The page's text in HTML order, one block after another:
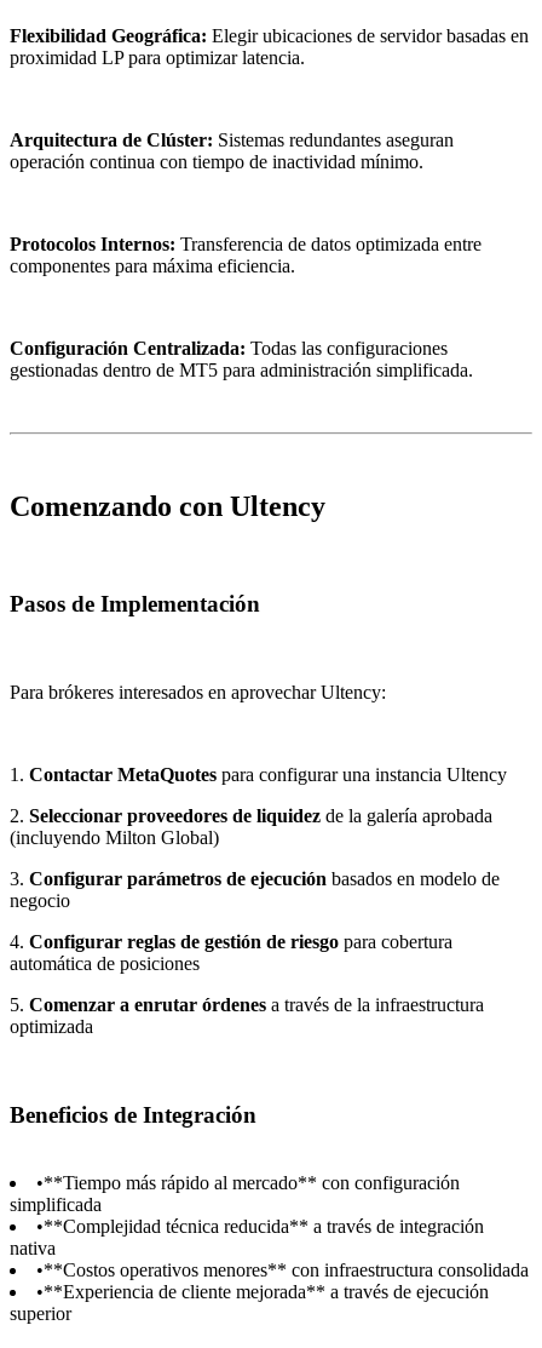
Flexibilidad Geográfica: Elegir ubicaciones de servidor basadas en
proximidad LP para optimizar latencia.
Arquitectura de Clúster: Sistemas redundantes aseguran
operación continua con tiempo de inactividad mínimo.
Protocolos Internos: Transferencia de datos optimizada entre
componentes para máxima eficiencia.
Configuración Centralizada: Todas las configuraciones
gestionadas dentro de MT5 para administración simplificada.
Comenzando con Ultency
Pasos de Implementación
Para brókeres interesados en aprovechar Ultency:
1. Contactar MetaQuotes para configurar una instancia Ultency
2. Seleccionar proveedores de liquidez de la galería aprobada
(incluyendo Milton Global)
3. Configurar parámetros de ejecución basados en modelo de
negocio
4. Configurar reglas de gestión de riesgo para cobertura
automática de posiciones
5. Comenzar a enrutar órdenes a través de la infraestructura
optimizada
Beneficios de Integración
•**Tiempo más rápido al mercado** con configuración
simplificada
•**Complejidad técnica reducida** a través de integración
nativa
•**Costos operativos menores** con infraestructura consolidada
•**Experiencia de cliente mejorada** a través de ejecución
superior